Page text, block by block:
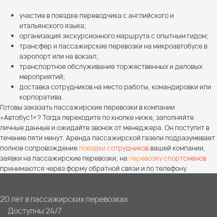
участие в поездке переводчика с английского и
итальянского языка;
организация экскурсионного маршрута с опытным гидом;
трансфер и пассажирские перевозки на микроавтобусе в
аэропорт или на вокзал;
транспортное обслуживание торжественных и деловых
мероприятий;
доставка сотрудников на место работы, командировки или
корпоратива.
Готовы заказать пассажирские перевозки в компании
«Автобус1»? Тогда переходите по кнопке ниже, заполняйте
личные данные и ожидайте звонок от менеджера. Он поступит в
течение пяти минут. Аренда пассажирской газели подразумевает
полное сопровождение поездки сотрудников вашей компании,
заявки на пассажирские перевозки, на перевозку спортсменов
принимаются через форму обратной связи и по телефону.
20 лет в пассажирских перевозках
Доступны 24/7